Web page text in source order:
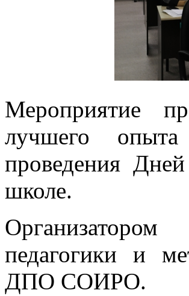
Мероприятие
лучшего
проведения
школе.
педагогики и
ДПО СОИРО.